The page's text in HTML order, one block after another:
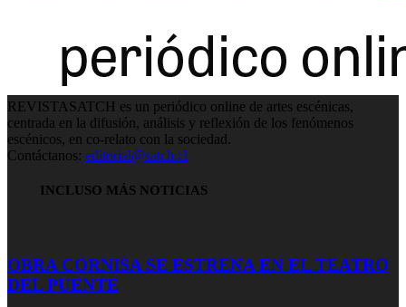
REVISTASATCH es un periódico online de artes escénicas,
centrada en la difusión, análisis y reflexión de los fenómenos
escénicos, en co-relato con la sociedad.
Contáctanos: editorial@satch.cl
INCLUSO MÁS NOTICIAS
OBRA CORNISA SE ESTRENA EN EL TEATRO
DEL PUENTE